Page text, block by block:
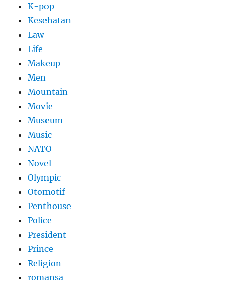
K-pop
Kesehatan
Law
Life
Makeup
Men
Mountain
Movie
Museum
Music
NATO
Novel
Olympic
Otomotif
Penthouse
Police
President
Prince
Religion
romansa